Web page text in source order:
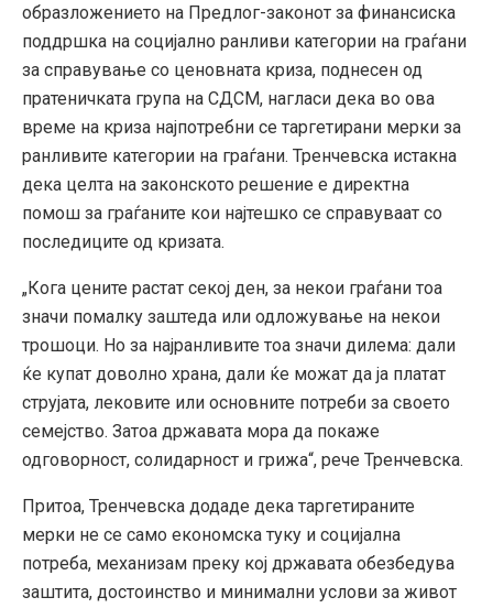
образложението на Предлог-законот за финансиска
поддршка на социјално ранливи категории на граѓани
за справување со ценовната криза, поднесен од
пратеничката група на СДСМ, нагласи дека во ова
време на криза најпотребни се таргетирани мерки за
ранливите категории на граѓани. Тренчевска истакна
дека целта на законското решение е директна
помош за граѓаните кои најтешко се справуваат со
последиците од кризата.
„Кога цените растат секој ден, за некои граѓани тоа
значи помалку заштеда или одложување на некои
трошоци. Но за најранливите тоа значи дилема: дали
ќе купат доволно храна, дали ќе можат да ја платат
струјата, лековите или основните потреби за своето
семејство. Затоа државата мора да покаже
одговорност, солидарност и грижа“, рече Тренчевска.
Притоа, Тренчевска додаде дека таргетираните
мерки не се само економска туку и социјална
потреба, механизам преку кој државата обезбедува
заштита, достоинство и минимални услови за живот